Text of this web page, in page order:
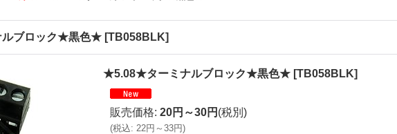
ブロック★黒色★ [TB058BLK]
★5.08★ターミナルブロック★黒色★ [TB058BLK]
販売価格: 20円～30円 (税別)
(税込: 22円～33円)